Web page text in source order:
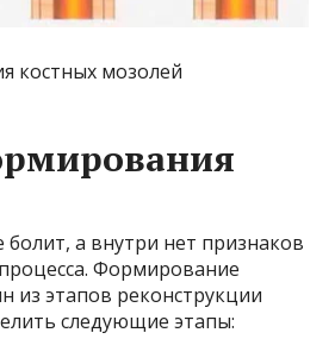
костных мозолей
болит, а внутри нет признаков
Формирование
из этапов реконструкции
следующие этапы: